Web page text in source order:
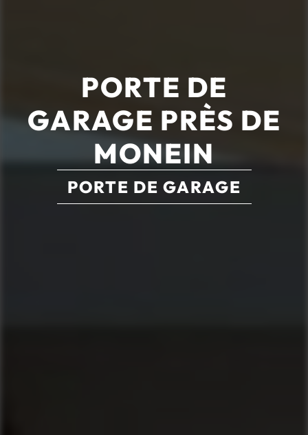
PORTE DE
GARAGE PRÈS DE
MONEIN
PORTE DE GARAGE